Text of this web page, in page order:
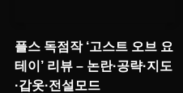
플스 독점작 ‘고스트 오브 요
테이’ 리뷰 – 논란·공략·지도
·갑옷·전설모드